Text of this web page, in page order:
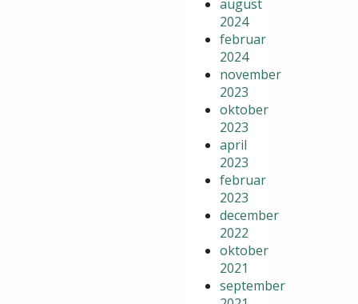
august
2024
februar
2024
november
2023
oktober
2023
april
2023
februar
2023
december
2022
oktober
2021
september